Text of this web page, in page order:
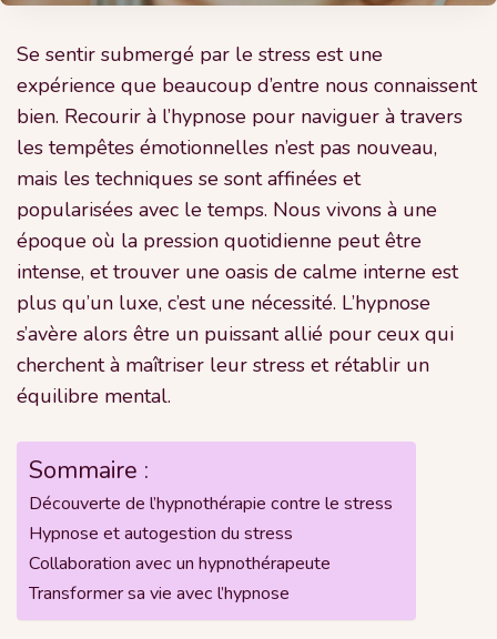
Se sentir submergé par le stress est une
expérience que beaucoup d’entre nous connaissent
bien. Recourir à l’hypnose pour naviguer à travers
les tempêtes émotionnelles n’est pas nouveau,
mais les techniques se sont affinées et
popularisées avec le temps. Nous vivons à une
époque où la pression quotidienne peut être
intense, et trouver une oasis de calme interne est
plus qu’un luxe, c’est une nécessité. L’hypnose
s’avère alors être un puissant allié pour ceux qui
cherchent à maîtriser leur stress et rétablir un
équilibre mental.
Sommaire :
Découverte de l’hypnothérapie contre le stress
Hypnose et autogestion du stress
Collaboration avec un hypnothérapeute
Transformer sa vie avec l’hypnose